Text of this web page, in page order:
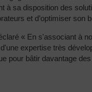
à sa disposition des
et d’optimiser son
« En s'associant à
expertise très
pour bâtir davantage